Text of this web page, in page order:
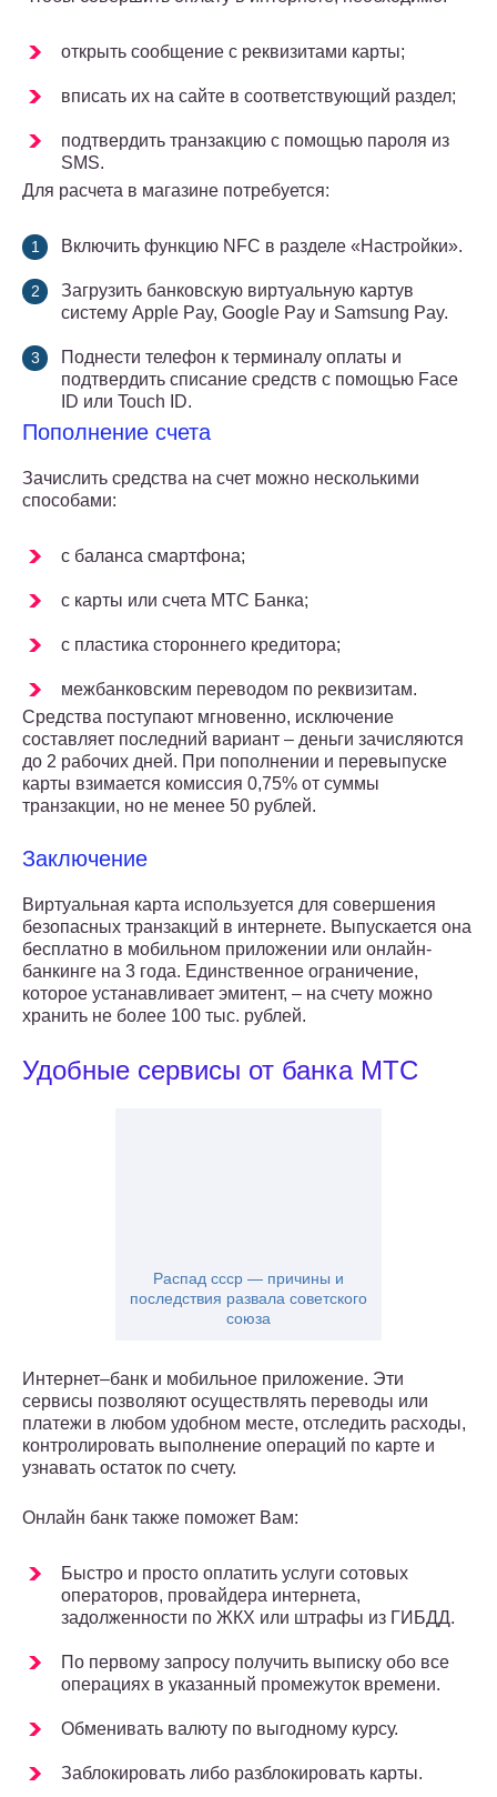
открыть сообщение с реквизитами карты;
вписать их на сайте в соответствующий раздел;
подтвердить транзакцию с помощью пароля из
SMS.
Для расчета в магазине потребуется:
Включить функцию NFC в разделе «Настройки».
Загрузить банковскую виртуальную картув
систему Apple Pay, Google Pay и Samsung Pay.
Поднести телефон к терминалу оплаты и
подтвердить списание средств с помощью Face
ID или Touch ID.
Пополнение счета
Зачислить средства на счет можно несколькими
способами:
с баланса смартфона;
с карты или счета МТС Банка;
с пластика стороннего кредитора;
межбанковским переводом по реквизитам.
Средства поступают мгновенно, исключение
составляет последний вариант – деньги зачисляются
до 2 рабочих дней. При пополнении и перевыпуске
карты взимается комиссия 0,75% от суммы
транзакции, но не менее 50 рублей.
Заключение
Виртуальная карта используется для совершения
безопасных транзакций в интернете. Выпускается она
бесплатно в мобильном приложении или онлайн-
банкинге на 3 года. Единственное ограничение,
которое устанавливает эмитент, – на счету можно
хранить не более 100 тыс. рублей.
Удобные сервисы от банка МТС
Распад ссср — причины и
последствия развала советского
cоюза
Интернет–банк и мобильное приложение. Эти
сервисы позволяют осуществлять переводы или
платежи в любом удобном месте, отследить расходы,
контролировать выполнение операций по карте и
узнавать остаток по счету.
Онлайн банк также поможет Вам:
Быстро и просто оплатить услуги сотовых
операторов, провайдера интернета,
задолженности по ЖКХ или штрафы из ГИБДД.
По первому запросу получить выписку обо все
операциях в указанный промежуток времени.
Обменивать валюту по выгодному курсу.
Заблокировать либо разблокировать карты.